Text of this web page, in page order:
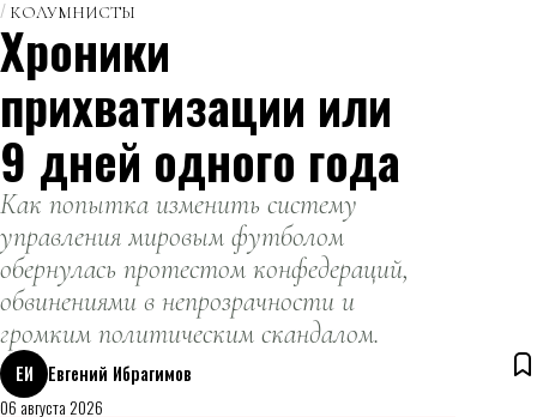
КОЛУМНИСТЫ
Хроники
прихватизации или
9 дней одного года
Как попытка изменить систему
управления мировым футболом
обернулась протестом конфедераций,
обвинениями в непрозрачности и
громким политическим скандалом.
ЕИ
Евгений Ибрагимов
06 августа 2026